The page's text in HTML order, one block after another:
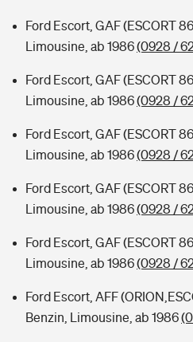
Ford Escort, GAF (ESCORT
Limousine, ab 1986(0928 /
Ford Escort, GAF (ESCORT
Limousine, ab 1986(0928 /
Ford Escort, GAF (ESCORT
Limousine, ab 1986(0928 /
Ford Escort, GAF (ESCORT
Limousine, ab 1986(0928 /
Ford Escort, GAF (ESCORT
Limousine, ab 1986(0928 /
Ford Escort, AFF
Benzin, Limousine, ab 1986